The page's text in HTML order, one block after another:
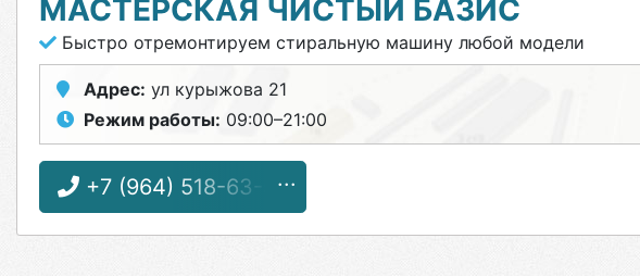
МАСТЕРСКАЯ ЧИСТЫЙ БАЗИС
Быстро отремонтируем стиральную машину любой модели
Адрес: ул курыжова 21
Режим работы: 09:00–21:00
+7 (964) 518-63-57